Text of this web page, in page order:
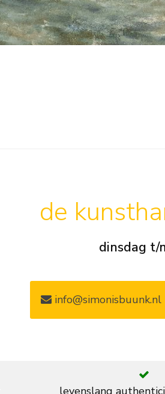
de
dinsdag t/
info@simonisbuunk.nl